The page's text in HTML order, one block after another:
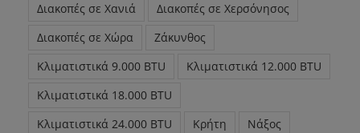
Διακοπές σε Χανιά
Διακοπές σε Χερσόνησος
Διακοπές σε Χώρα
Ζάκυνθος
Κλιματιστικά 9.000 BTU
Κλιματιστικά 12.000 BTU
Κλιματιστικά 18.000 BTU
Κλιματιστικά 24.000 BTU
Κρήτη
Νάξος